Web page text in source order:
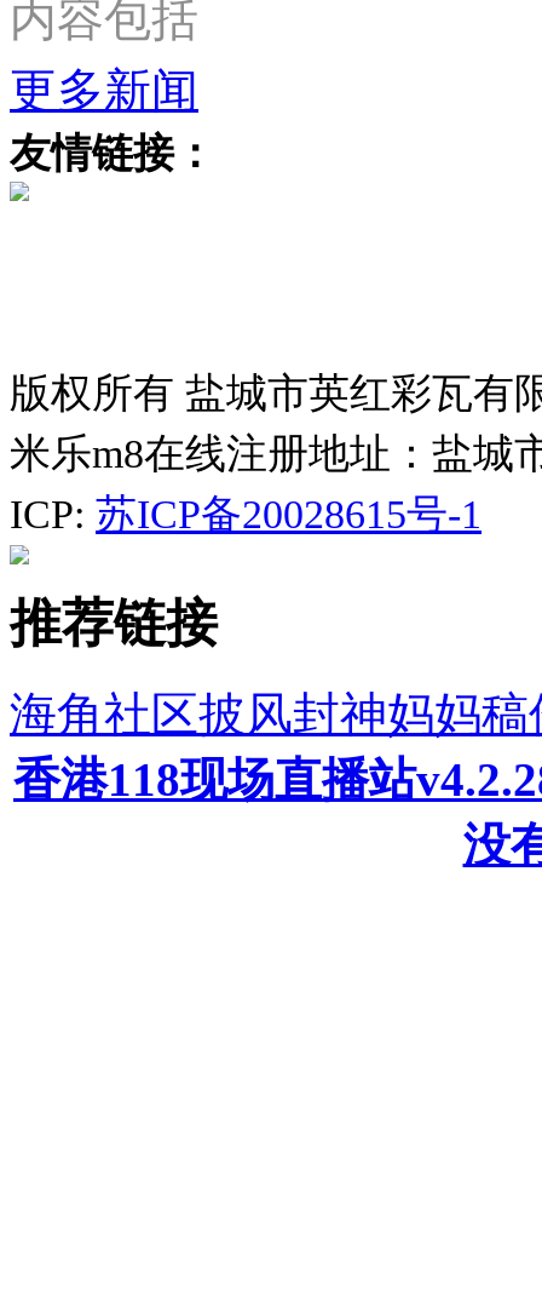
内容包括
更多新闻
友情链接：
版权所有 盐城市英红彩瓦有
米乐m8在线注册地址：盐城
ICP: 苏ICP备20028615号-1
推荐链接
海角社区披风封神妈妈
香港118现场直播站
没